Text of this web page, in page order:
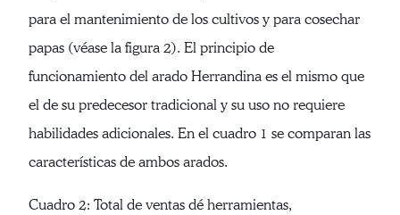
para el mantenimiento de los cultivos y para cosechar
papas (véase la figura 2). El principio de
funcionamiento del arado Herrandina es el mismo que
el de su predecesor tradicional y su uso no requiere
habilidades adicionales. En el cuadro 1 se comparan las
características de ambos arados.
Cuadro 2: Total de ventas dé herramientas,